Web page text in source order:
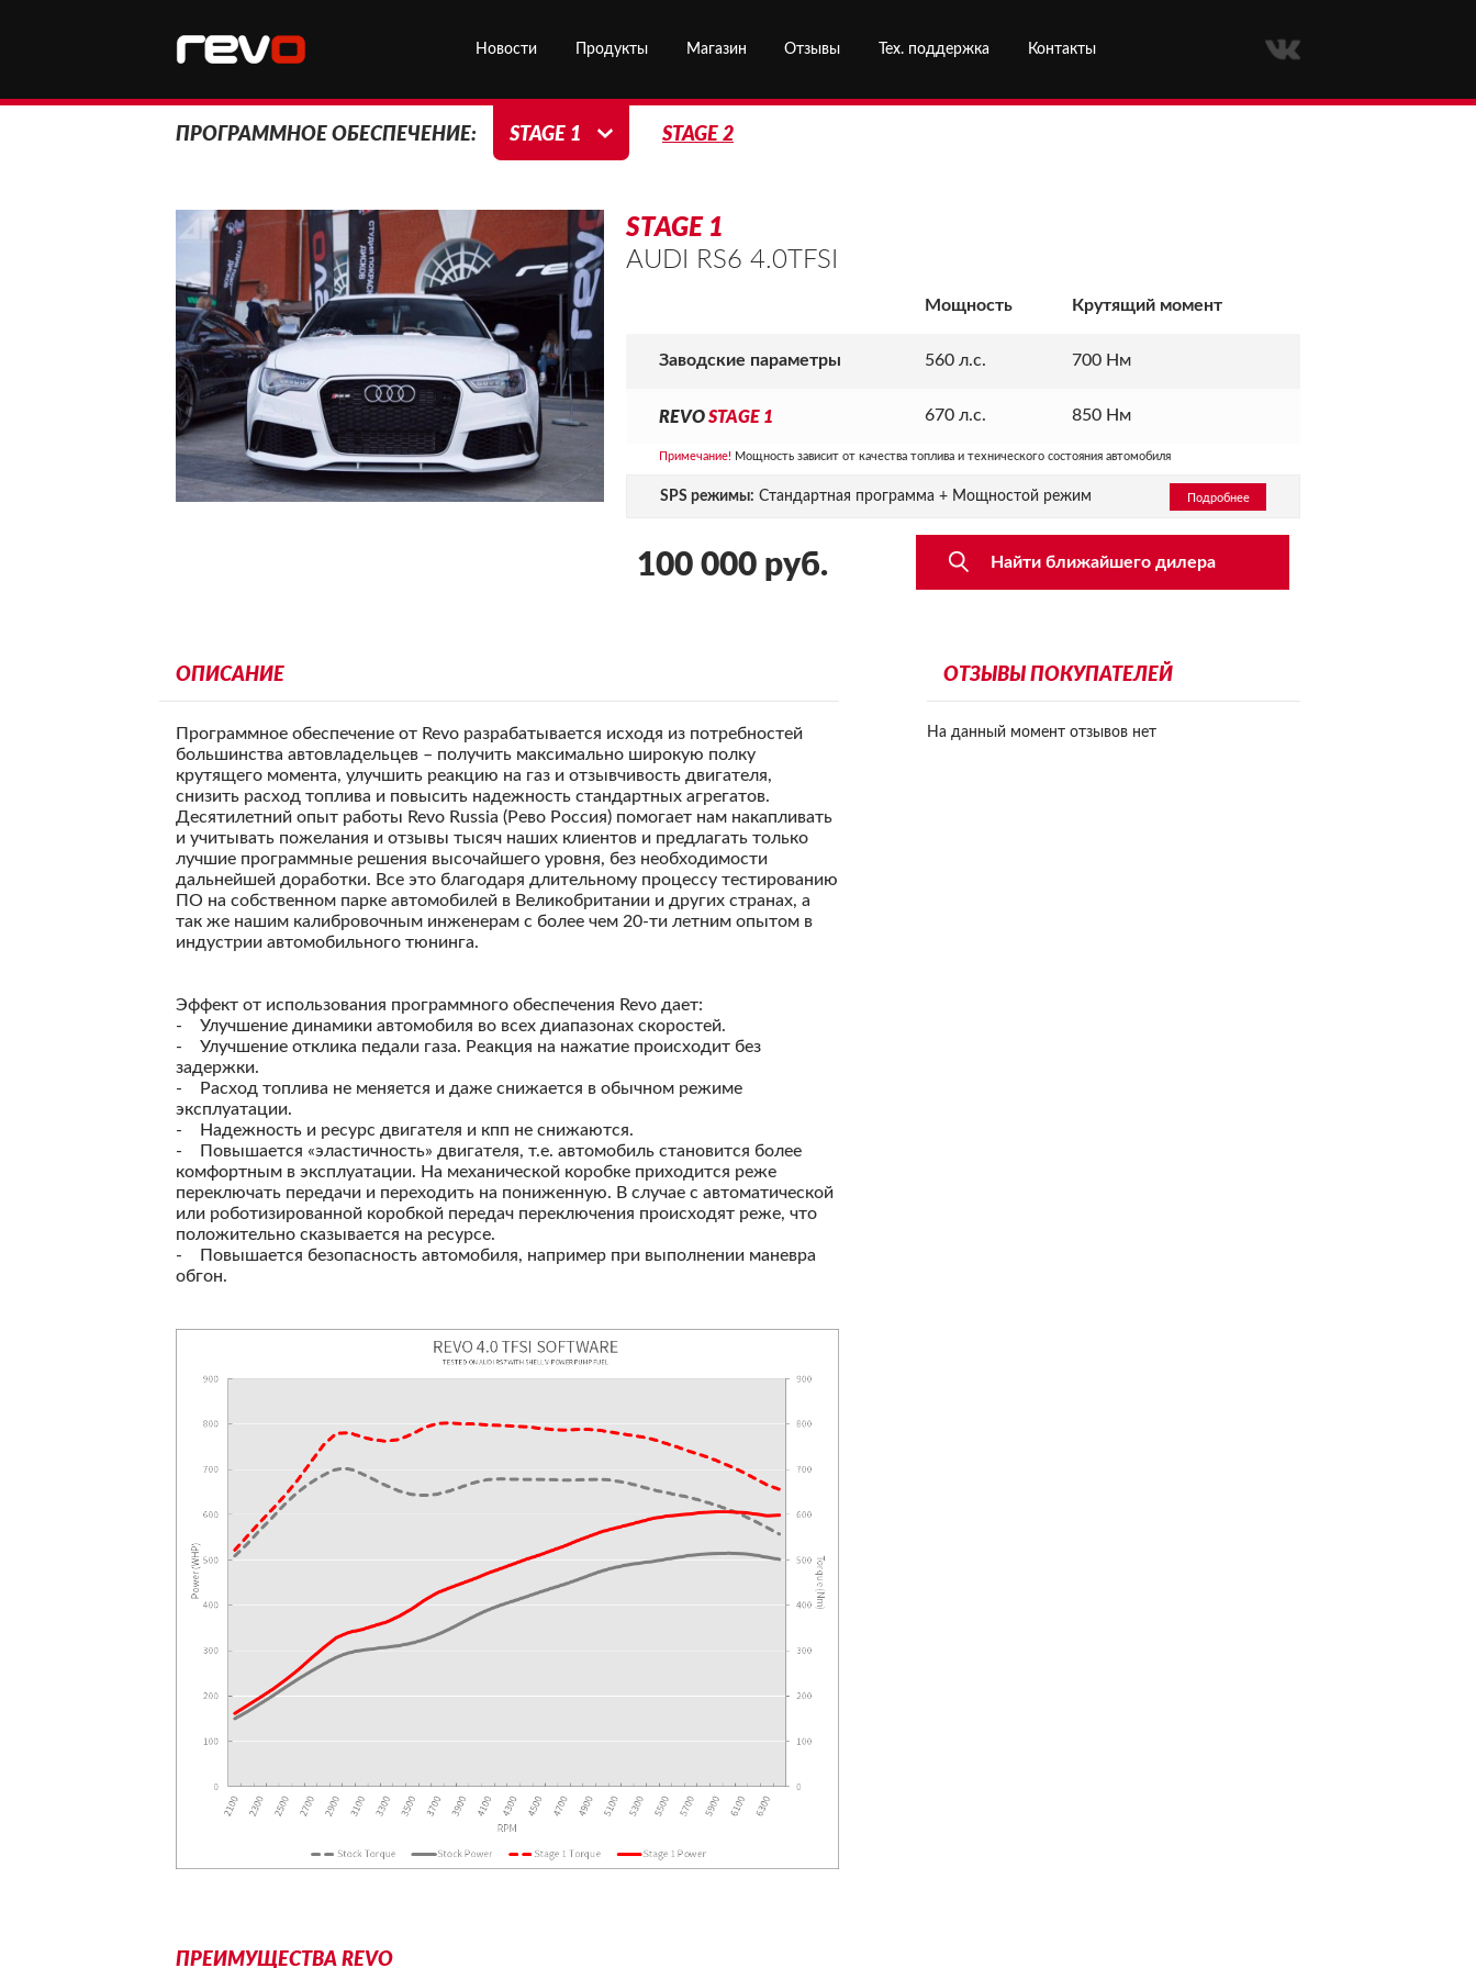
Новости Продукты Магазин Отзывы Тех. поддержка Контакты
ПРОГРАММНОЕ ОБЕСПЕЧЕНИЕ: STAGE 1 STAGE 2
STAGE 1
AUDI RS6 4.0TFSI
Мощность Крутящий момент
Заводские параметры 560 л.с. 700 Нм
REVOSTAGE 1 670 л.с. 850 Нм
Примечание! Мощность зависит от качества топлива и технического состояния автомобиля
SPS режимы: Стандартная программа + Мощностой режим Подробнее
100 000 руб. Найти ближайшего дилера
ОПИСАНИЕ
Программное обеспечение от Revo разрабатывается исходя из потребностей
большинства автовладельцев – получить максимально широкую полку
крутящего момента, улучшить реакцию на газ и отзывчивость двигателя,
снизить расход топлива и повысить надежность стандартных агрегатов.
Десятилетний опыт работы Revo Russia (Рево Россия) помогает нам накапливать
и учитывать пожелания и отзывы тысяч наших клиентов и предлагать только
лучшие программные решения высочайшего уровня, без необходимости
дальнейшей доработки. Все это благодаря длительному процессу тестированию
ПО на собственном парке автомобилей в Великобритании и других странах, а
так же нашим калибровочным инженерам с более чем 20-ти летним опытом в
индустрии автомобильного тюнинга.
Эффект от использования программного обеспечения Revo дает:
- Улучшение динамики автомобиля во всех диапазонах скоростей.
- Улучшение отклика педали газа. Реакция на нажатие происходит без
задержки.
- Расход топлива не меняется и даже снижается в обычном режиме
эксплуатации.
- Надежность и ресурс двигателя и кпп не снижаются.
- Повышается «эластичность» двигателя, т.е. автомобиль становится более
комфортным в эксплуатации. На механической коробке приходится реже
переключать передачи и переходить на пониженную. В случае с автоматической
или роботизированной коробкой передач переключения происходят реже, что
положительно сказывается на ресурсе.
- Повышается безопасность автомобиля, например при выполнении маневра
обгон.
ОТЗЫВЫ ПОКУПАТЕЛЕЙ
На данный момент отзывов нет
ПРЕИМУЩЕСТВА REVO